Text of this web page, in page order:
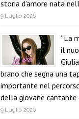
storia d’amore nata
9 Luglio 2026
“La
il
brano che segna una
importante nel
della giovane cantante
9 Luglio 2026